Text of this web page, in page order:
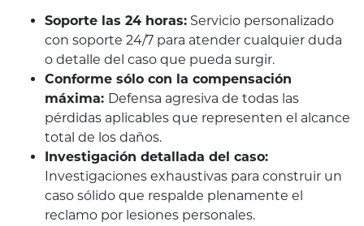
Soporte las 24 horas: Servicio personalizado
con soporte 24/7 para atender cualquier duda
o detalle del caso que pueda surgir.
Conforme sólo con la compensación
máxima: Defensa agresiva de todas las
pérdidas aplicables que representen el alcance
total de los daños.
Investigación detallada del caso:
Investigaciones exhaustivas para construir un
caso sólido que respalde plenamente el
reclamo por lesiones personales.